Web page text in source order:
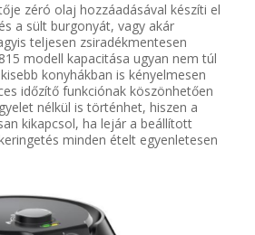
zéró olaj hozzáadásával készíti el
a sült burgonyát, vagy akár
teljesen zsiradékmentesen
modell kapacitása ugyan nem túl
konyhákban is kényelmesen
időzítő funkciónak köszönhetően
nélkül is történhet, hiszen a
kikapcsol, ha lejár a beállított
minden ételt egyenletesen